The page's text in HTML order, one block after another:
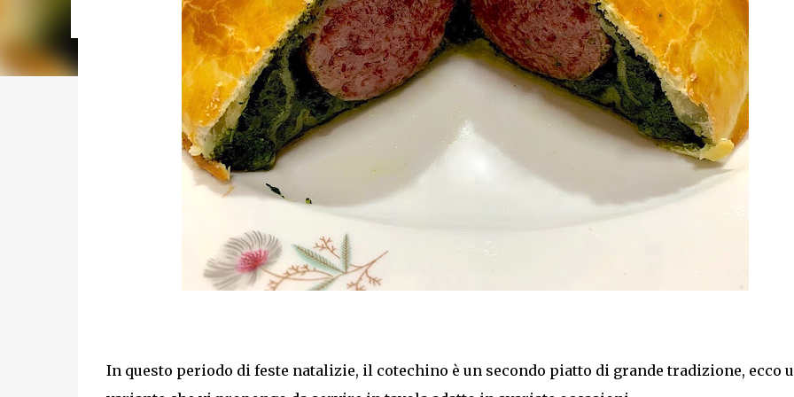
cotture da 5 minuti) Tempo di ri...
In questo periodo di feste natalizie, il cotechino è un secondo piatto di grande tradizione, ecco